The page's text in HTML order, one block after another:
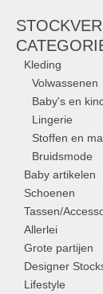
Kleding
Volwassenen
Baby's en
Lingerie
Stoffen en
Bruidsmode
Baby artikelen
Schoenen
Tassen/
Allerlei
Grote partijen
Designer
Lifestyle